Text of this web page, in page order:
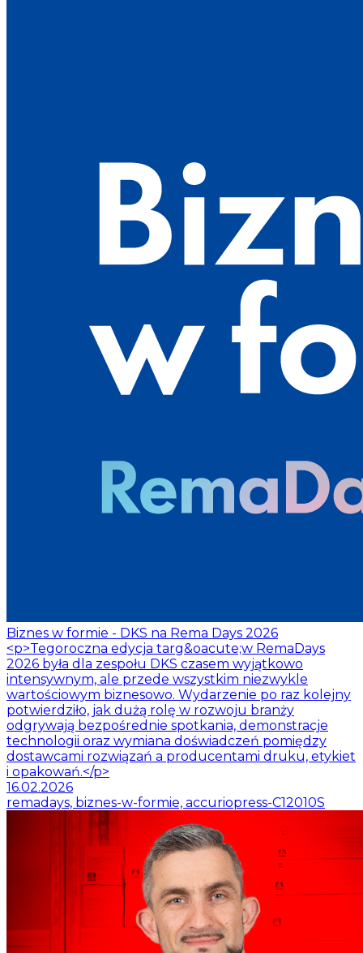
Biznes w formie - DKS na Rema Days 2026
<p>Tegoroczna edycja targ&oacute;w RemaDays
2026 była dla zespołu DKS czasem wyjątkowo
intensywnym, ale przede wszystkim niezwykle
wartościowym biznesowo. Wydarzenie po raz kolejny
potwierdziło, jak dużą rolę w rozwoju branży
odgrywają bezpośrednie spotkania, demonstracje
technologii oraz wymiana doświadczeń pomiędzy
dostawcami rozwiązań a producentami druku, etykiet
i opakowań.</p>
16.02.2026
remadays, biznes-w-formie, accuriopress-C12010S